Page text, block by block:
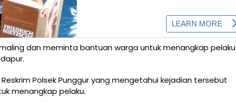
dan meminta bantuan warga untuk menangkap pelaku
Polsek Punggur yang mengetahui kejadian tersebut
menangkap pelaku.